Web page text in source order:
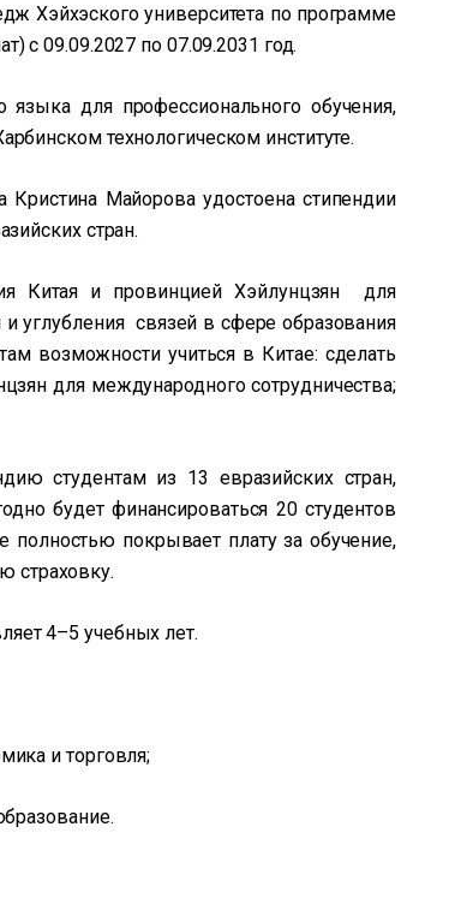
Хэйхэского университета по программе
с 09.09.2027 по 07.09.2031 год.
для профессионального обучения,
технологическом институте.
Майорова удостоена стипендии
стран.
Китая и провинцией Хэйлунцзян для
углубления связей в сфере образования
возможности учиться в Китае: сделать
для международного сотрудничества;
студентам из 13 евразийских стран,
будет финансироваться 20 студентов
полностью покрывает плату за обучение,
страховку.
4–5 учебных лет.
и торговля;